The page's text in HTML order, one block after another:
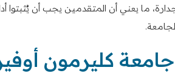
ما يعني أن المتقدمين يجب أن يُثبتوا
كليرمون